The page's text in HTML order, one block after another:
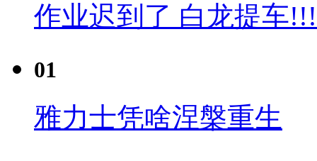
作业迟到了 白龙提车
01
雅力士凭啥涅槃重生